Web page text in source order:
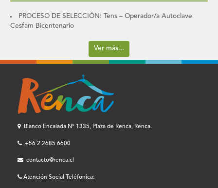
PROCESO DE SELECCIÓN: Tens – Operador/a Autoclave
Cesfam Bicentenario
Ver más...
Blanco Encalada Nº 1335, Plaza de Renca, Renca.
+56 2 2685 6600
contacto@renca.cl
Atención Social Teléfonica: